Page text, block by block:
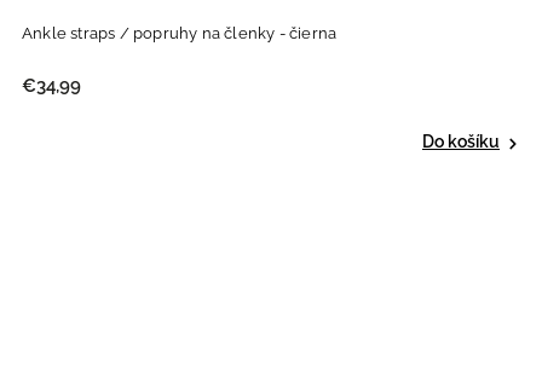
Ankle straps / popruhy na členky - čierna
€34,99
Do košíku